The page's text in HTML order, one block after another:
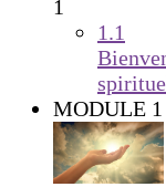
1
1.1
MODULE 1